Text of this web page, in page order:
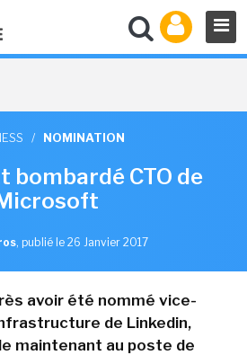
/ NOMINATION
bombardé CTO de
, publié le 26 Janvier 2017
avoir été nommé vice-
de Linkedin,
maintenant au poste de